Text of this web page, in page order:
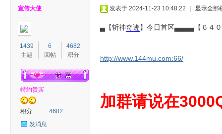
宣传大使
1439
主题
6
回帖
4682
积分
特约贵宾
积分
4682
发消息
发表于 2024-11-23 10:48:22 显示全部
▄【斩神奇迹】今日首区▄▄▄▄【６４
http://www.144mu.com:66/
加群请说在